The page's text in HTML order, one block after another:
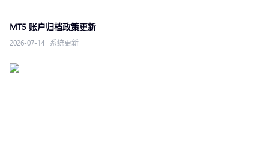
MT5 账户归档政策更新
2026-07-14 | 系统更新